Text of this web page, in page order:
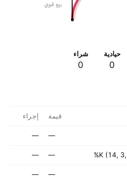
بيع قوي
حيادية
0
شراء
0
قيمة إجراء
—
—
—
—
—
—